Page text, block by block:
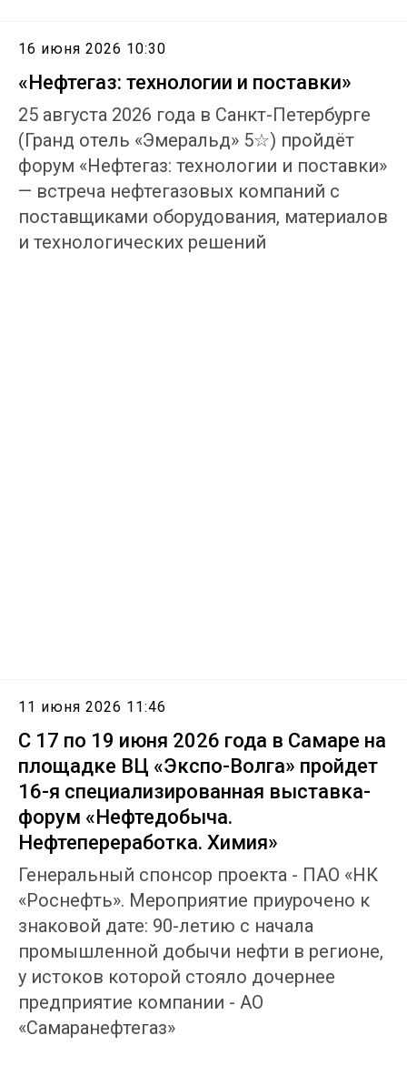
16 июня 2026 10:30
«Нефтегаз: технологии и поставки»
25 августа 2026 года в Санкт-Петербурге
(Гранд отель «Эмеральд» 5☆) пройдёт
форум «Нефтегаз: технологии и поставки»
— встреча нефтегазовых компаний с
поставщиками оборудования, материалов
и технологических решений
11 июня 2026 11:46
С 17 по 19 июня 2026 года в Самаре на
площадке ВЦ «Экспо-Волга» пройдет
16-я специализированная выставка-
форум «Нефтедобыча.
Нефтепереработка. Химия»
Генеральный спонсор проекта - ПАО «НК
«Роснефть». Мероприятие приурочено к
знаковой дате: 90-летию с начала
промышленной добычи нефти в регионе,
у истоков которой стояло дочернее
предприятие компании - АО
«Самаранефтегаз»